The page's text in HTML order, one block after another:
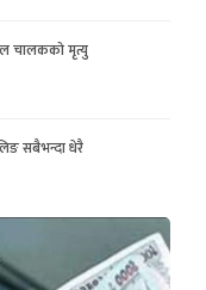
चालकको मृत्यु
सबैभन्दा धेरै